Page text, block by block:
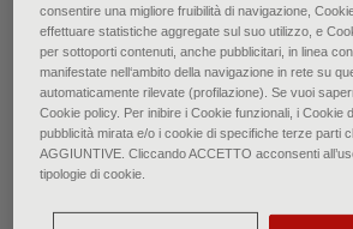
Bronchite acuta:
revisione delle
di
Dr. Elie Mulhem, Dr. Erwin
consentire una migliore fruibilità di navigazione,
effettuare statistiche aggregate sul suo utilizzo, e
per sottoporti contenuti, anche pubblicitari, in linea
manifestate nell‘ambito della navigazione in rete su
automaticamente rilevate (profilazione). Se vuoi
Cookie policy. Per inibire i Cookie funzionali, i Cookie
pubblicità mirata e/o i cookie di specifiche terze parti
AGGIUNTIVE. Cliccando ACCETTO acconsenti
tipologie di cookie.